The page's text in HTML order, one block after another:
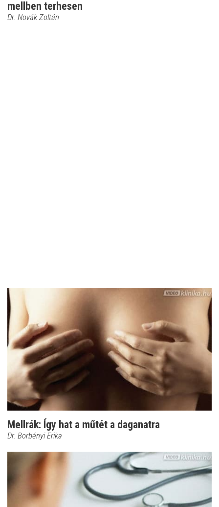
mellben terhesen
Dr. Novák Zoltán
Mellrák: Így hat a műtét a daganatra
Dr. Borbényi Erika